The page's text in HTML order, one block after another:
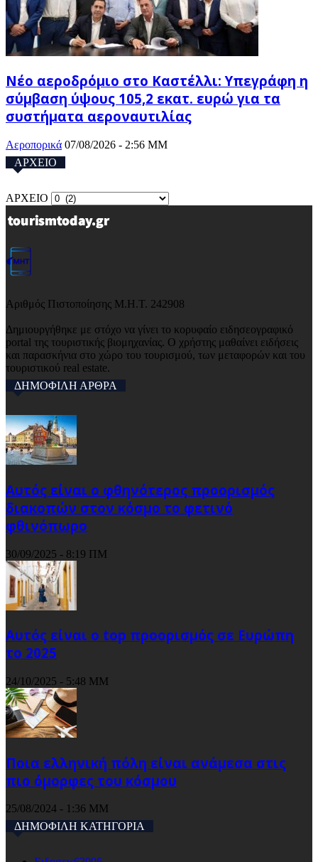
Νέο αεροδρόμιο στο Καστέλλι: Υπεγράφη η
σύμβαση ύψους 105,2 εκατ. ευρώ για τα
συστήματα αεροναυτιλίας
Αεροπορικά 07/08/2026 - 2:56 ΜΜ
ΑΡΧΕΙΟ
ΑΡΧΕΙΟ
Αριθμός Πιστοποίησης Μ.Η.Τ. 242908
Δημιουργήθηκε με στόχο να γίνει το κορυφαίο ειδησεογραφικό
portal της τουριστικής βιομηχανίας. Ο χρήστης μαθαίνει ειδήσεις
και παρασκήνια στο χώρο του τουρισμού, των μεταφορών και του
τουριστικού real estate.
ΔΗΜΟΦΙΛΗ ΑΡΘΡΑ
Αυτός είναι ο φθηνότερος προορισμός
διακοπών στον κόσμο το φετινό
φθινόπωρο
30/09/2025 - 8:19 ΠΜ
Αυτός είναι ο top προορισμός σε Ευρώπη
το 2025
24/10/2025 - 5:48 ΜΜ
Ποια ελληνική πόλη είναι ανάμεσα στις
πιο όμορφες του κόσμου
25/08/2024 - 1:36 ΜΜ
ΔΗΜΟΦΙΛΗ ΚΑΤΗΓΟΡΙΑ